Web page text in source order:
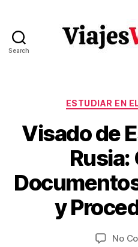
Search
ESTUDIAR EN
Visado de
Rusia:
y
No